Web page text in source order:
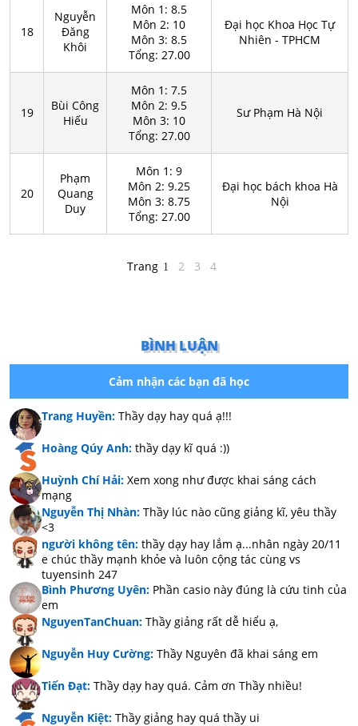
18
Nguyễn
Đăng
Khôi
Môn 1: 8.5
Môn 2: 10
Môn 3: 8.5
Tổng: 27.00
Đại học Khoa Học Tự
Nhiên - TPHCM
19
Bùi Công
Hiếu
Môn 1: 7.5
Môn 2: 9.5
Môn 3: 10
Tổng: 27.00
Sư Phạm Hà Nội
20
Phạm
Quang
Duy
Môn 1: 9
Môn 2: 9.25
Môn 3: 8.75
Tổng: 27.00
Đại học bách khoa Hà
Nội
Trang 1 2 3 4
BÌNH LUẬN
Cảm nhận các bạn đã học
Trang Huyền: Thầy dạy hay quá ạ!!!
Hoàng Qúy Anh: thầy dạy kĩ quá :))
Huỳnh Chí Hải: Xem xong như được khai sáng cách
mạng
Nguyễn Thị Nhàn: Thầy lúc nào cũng giảng kĩ, yêu thầy
<3
người không tên: thầy dạy hay lắm ạ...nhân ngày 20/11
e chúc thầy mạnh khỏe và luôn cộng tác cùng vs
tuyensinh 247
Bình Phương Uyên: Phần casio này đúng là cứu tinh của
em
NguyenTanChuan: Thầy giảng rất dễ hiểu ạ,
Nguyễn Huy Cường: Thầy Nguyên đã khai sáng em
Tiến Đạt: Thầy dạy hay quá. Cảm ơn Thầy nhiều!
Nguyễn Kiệt: Thầy giảng hay quá thầy ui